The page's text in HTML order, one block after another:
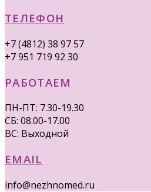
ТЕЛЕФОН
+7 (4812) 38 97 57
+7 951 719 92 30
РАБОТАЕМ
ПН-ПТ: 7.30-19.30
СБ: 08.00-17.00
ВС: Выходной
EMAIL
info@nezhnomed.ru